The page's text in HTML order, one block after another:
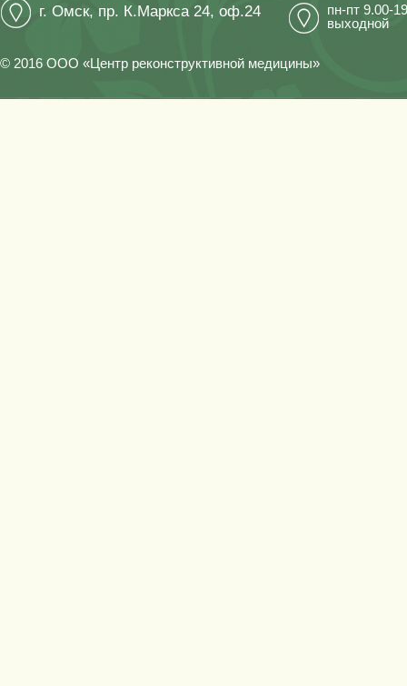
г. Омск, пр. К.Маркса 24, оф.24
пн-пт 9.00-
выходной
© 2016 ООО «Центр реконструктивной медицины»